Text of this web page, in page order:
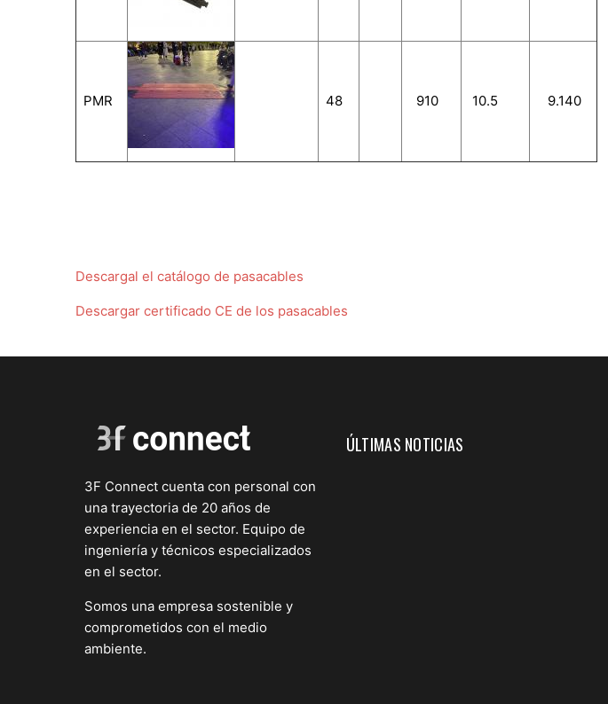
PMR 48 910 10.5 9.140
Descargal el catálogo de pasacables
Descargar certificado CE de los pasacables
3F Connect cuenta con personal con
una trayectoria de 20 años de
experiencia en el sector. Equipo de
ingeniería y técnicos especializados
en el sector.
Somos una empresa sostenible y
comprometidos con el medio
ambiente.
ÚLTIMAS NOTICIAS